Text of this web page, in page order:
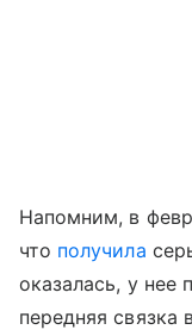
Напомним, в
что получила
оказалась, у нее
передняя